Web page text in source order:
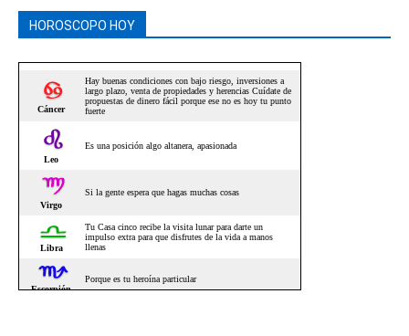
HOROSCOPO HOY